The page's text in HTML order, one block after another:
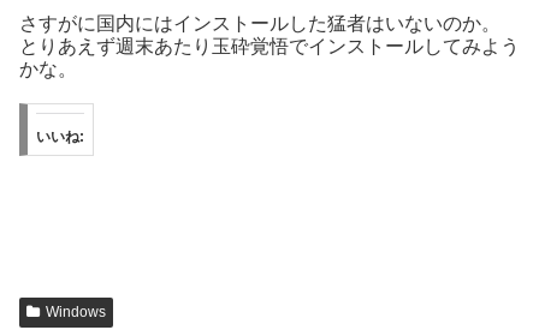
さすがに国内にはインストールした猛者はいないのか。
とりあえず週末あたり玉砕覚悟でインストールしてみよう
かな。
いいね:
Windows